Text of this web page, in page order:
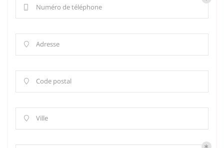
Numéro de téléphone
 Adresse
 Code postal
 Ville